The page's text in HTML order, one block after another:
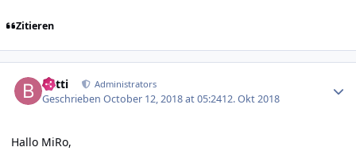
Zitieren
batti Administrators
GeschriebenOctober 12, 2018 at 05:2412. Okt 2018
Hallo MiRo,